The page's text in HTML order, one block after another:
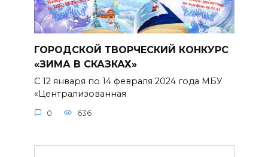
ГОРОДСКОЙ ТВОРЧЕСКИЙ КОНКУРС
«ЗИМА В СКАЗКАХ»
С 12 января по 14 февраля 2024 года МБУ
«Централизованная
0 636